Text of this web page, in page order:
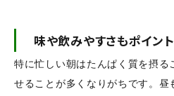
味や飲みやすさもポイント
特に忙しい朝はたんぱく質を摂る
せることが多くなりがちです。昼